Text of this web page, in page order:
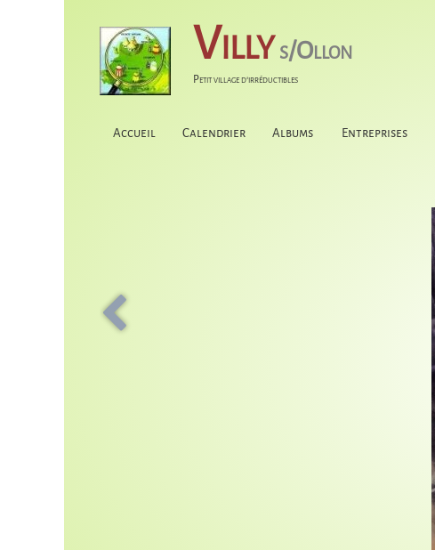
Villy s/Ollon
Petit village d'irréductibles
Accueil Calendrier Albums Entreprises